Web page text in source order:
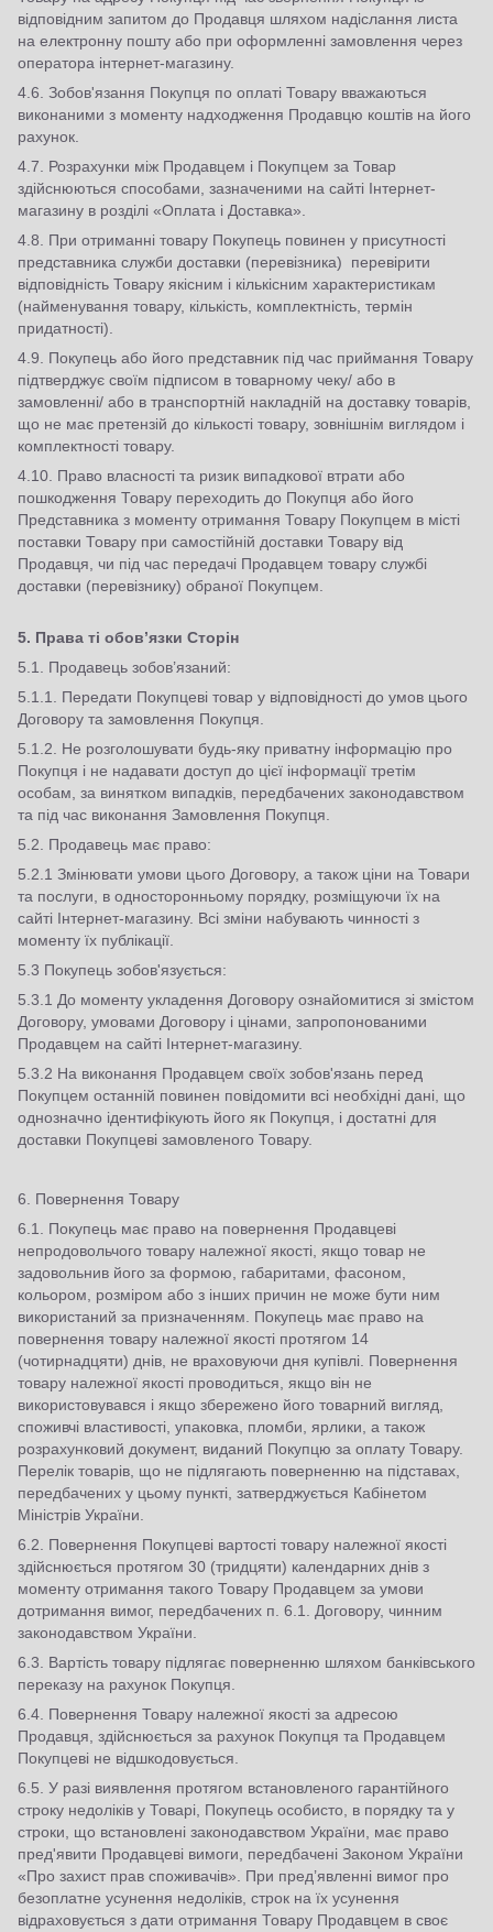
відповідним запитом до Продавця шляхом надіслання листа
на електронну пошту або при оформленні замовлення через
оператора інтернет-магазину.
4.6. Зобов'язання Покупця по оплаті Товару вважаються
виконаними з моменту надходження Продавцю коштів на його
рахунок.
4.7. Розрахунки між Продавцем і Покупцем за Товар
здійснюються способами, зазначеними на сайті Інтернет-
магазину в розділі «Оплата і Доставка».
4.8. При отриманні товару Покупець повинен у присутності
представника служби доставки (перевізника) перевірити
відповідність Товару якісним і кількісним характеристикам
(найменування товару, кількість, комплектність, термін
придатності).
4.9. Покупець або його представник під час приймання Товару
підтверджує своїм підписом в товарному чеку/ або в
замовленні/ або в транспортній накладній на доставку товарів,
що не має претензій до кількості товару, зовнішнім виглядом і
комплектності товару.
4.10. Право власності та ризик випадкової втрати або
пошкодження Товару переходить до Покупця або його
Представника з моменту отримання Товару Покупцем в місті
поставки Товару при самостійній доставки Товару від
Продавця, чи під час передачі Продавцем товару службі
доставки (перевізнику) обраної Покупцем.
5. Права ті обов’язки Сторін
5.1. Продавець зобов’язаний:
5.1.1. Передати Покупцеві товар у відповідності до умов цього
Договору та замовлення Покупця.
5.1.2. Не розголошувати будь-яку приватну інформацію про
Покупця і не надавати доступ до цієї інформації третім
особам, за винятком випадків, передбачених законодавством
та під час виконання Замовлення Покупця.
5.2. Продавець має право:
5.2.1 Змінювати умови цього Договору, а також ціни на Товари
та послуги, в односторонньому порядку, розміщуючи їх на
сайті Інтернет-магазину. Всі зміни набувають чинності з
моменту їх публікації.
5.3 Покупець зобов'язується:
5.3.1 До моменту укладення Договору ознайомитися зі змістом
Договору, умовами Договору і цінами, запропонованими
Продавцем на сайті Інтернет-магазину.
5.3.2 На виконання Продавцем своїх зобов'язань перед
Покупцем останній повинен повідомити всі необхідні дані, що
однозначно ідентифікують його як Покупця, і достатні для
доставки Покупцеві замовленого Товару.
6. Повернення Товару
6.1. Покупець має право на повернення Продавцеві
непродовольчого товару належної якості, якщо товар не
задовольнив його за формою, габаритами, фасоном,
кольором, розміром або з інших причин не може бути ним
використаний за призначенням. Покупець має право на
повернення товару належної якості протягом 14
(чотирнадцяти) днів, не враховуючи дня купівлі. Повернення
товару належної якості проводиться, якщо він не
використовувався і якщо збережено його товарний вигляд,
споживчі властивості, упаковка, пломби, ярлики, а також
розрахунковий документ, виданий Покупцю за оплату Товару.
Перелік товарів, що не підлягають поверненню на підставах,
передбачених у цьому пункті, затверджується Кабінетом
Міністрів України.
6.2. Повернення Покупцеві вартості товару належної якості
здійснюється протягом 30 (тридцяти) календарних днів з
моменту отримання такого Товару Продавцем за умови
дотримання вимог, передбачених п. 6.1. Договору, чинним
законодавством України.
6.3. Вартість товару підлягає поверненню шляхом банківського
переказу на рахунок Покупця.
6.4. Повернення Товару належної якості за адресою
Продавця, здійснюється за рахунок Покупця та Продавцем
Покупцеві не відшкодовується.
6.5. У разі виявлення протягом встановленого гарантійного
строку недоліків у Товарі, Покупець особисто, в порядку та у
строки, що встановлені законодавством України, має право
пред'явити Продавцеві вимоги, передбачені Законом України
«Про захист прав споживачів». При пред’явленні вимог про
безоплатне усунення недоліків, строк на їх усунення
відраховується з дати отримання Товару Продавцем в своє